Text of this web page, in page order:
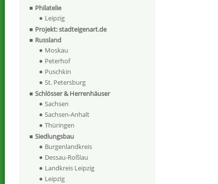
Philatelie
Leipzig
Projekt: stadteigenart.de
Russland
Moskau
Peterhof
Puschkin
St. Petersburg
Schlösser & Herrenhäuser
Sachsen
Sachsen-Anhalt
Thüringen
Siedlungsbau
Burgenlandkreis
Dessau-Roßlau
Landkreis Leipzig
Leipzig